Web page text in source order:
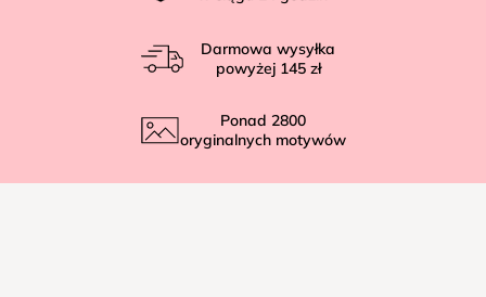
Darmowa wysyłka
powyżej 145 zł
Ponad 2800
oryginalnych motywów